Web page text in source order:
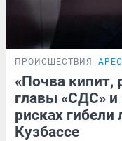
ПРОИСШЕСТВИЯ
«Почва кипит,
главы «СДС» и
рисках
Кузбассе